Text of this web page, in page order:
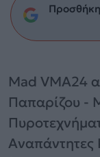
Mad VMA24
Παπαρίζου -
Αναπάντητες